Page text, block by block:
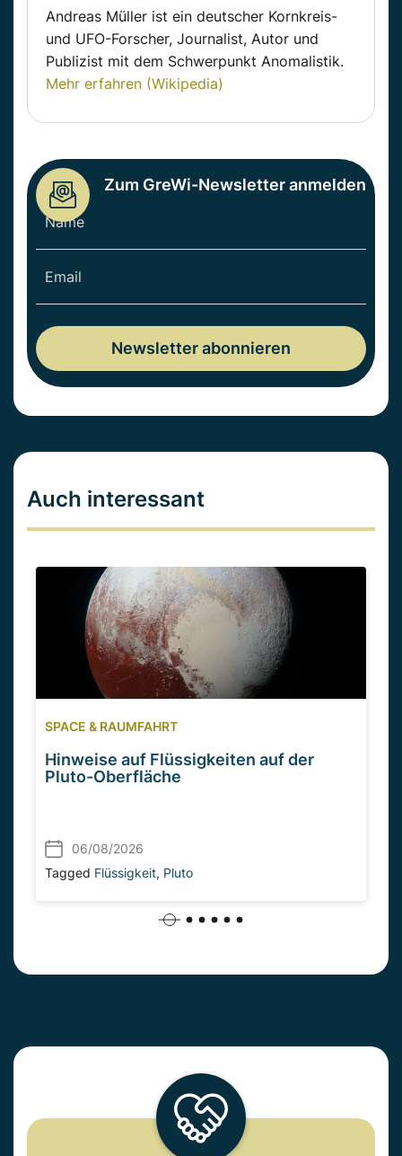
Andreas Müller ist ein deutscher Kornkreis-
und UFO-Forscher, Journalist, Autor und
Publizist mit dem Schwerpunkt Anomalistik.
Mehr erfahren (Wikipedia)
Zum GreWi-Newsletter anmelden
Auch interessant
SPACE & RAUMFAHRT
Hinweise auf Flüssigkeiten auf der
Pluto-Oberfläche
06/08/2026
Tagged Flüssigkeit, Pluto